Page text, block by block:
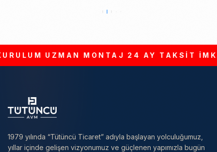
UZMAN MONTAJ 24 AY TAKSİT
1979 yılında “Tütüncü Ticaret” adıyla başlayan yolculuğumuz,
yıllar içinde gelişen vizyonumuz ve güçlenen yapımızla bugün